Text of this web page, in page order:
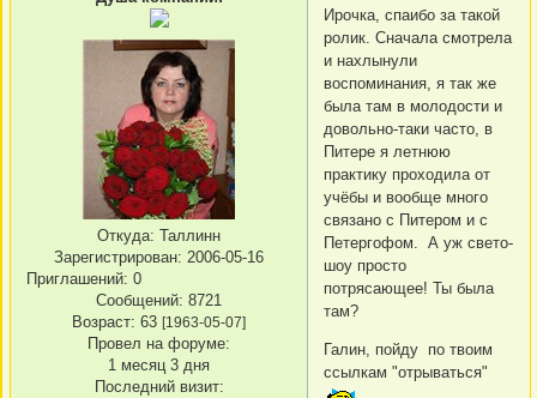
Откуда: Таллинн
Зарегистрирован: 2006-05-16
Приглашений: 0
Сообщений: 8721
Возраст: 63 [1963-05-07]
Провел на форуме:
1 месяц 3 дня
Последний визит:
Ирочка, спаибо за такой
ролик. Сначала смотрела
и нахлынули
воспоминания, я так же
была там в молодости и
довольно-таки часто, в
Питере я летнюю
практику проходила от
учёбы и вообще много
связано с Питером и с
Петергофом. А уж свето-
шоу просто
потрясающее! Ты была
там?
Галин, пойду по твоим
ссылкам "отрываться"